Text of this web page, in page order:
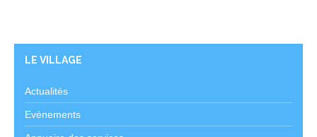
LE VILLAGE
Actualités
Evènements